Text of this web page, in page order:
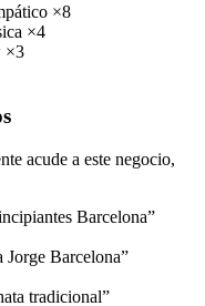
×8
×4
×3
acude a este negocio,
Barcelona”
Jorge Barcelona”
tradicional”